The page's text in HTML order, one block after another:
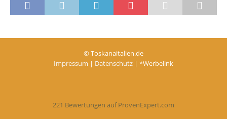
© Toskanaitalien.de
Impressum | Datenschutz | *Werbelink
221 Bewertungen auf ProvenExpert.com